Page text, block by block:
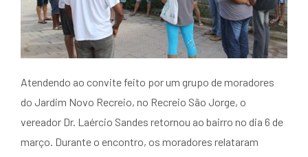
Atendendo ao convite feito por um grupo de moradores
do Jardim Novo Recreio, no Recreio São Jorge, o
vereador Dr. Laércio Sandes retornou ao bairro no dia 6 de
março. Durante o encontro, os moradores relataram